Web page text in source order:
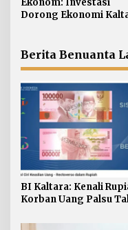
s
Ekonom: Investasi
Dorong Ekonomi
Berita Benuanta
BI Kaltara: Kenali
Korban Uang Palsu